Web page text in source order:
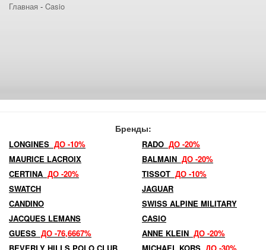
Главная - Casio
Бренды:
LONGINES ДО -10% RADO ДО -20%
MAURICE LACROIX
BALMAIN ДО -20%
CERTINA ДО -20% TISSOT ДО -10%
SWATCH
JAGUAR
CANDINO
SWISS ALPINE MILITARY
JACQUES LEMANS
CASIO
GUESS ДО -76,6667% ANNE KLEIN ДО -20%